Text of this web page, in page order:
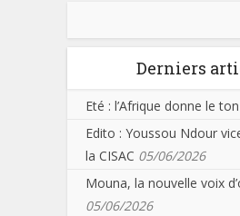
Derniers
Eté : l’Afrique donne le ton
Edito : Youssou Ndour
la CISAC 05/06/2026
Mouna, la nouvelle voix
05/06/2026